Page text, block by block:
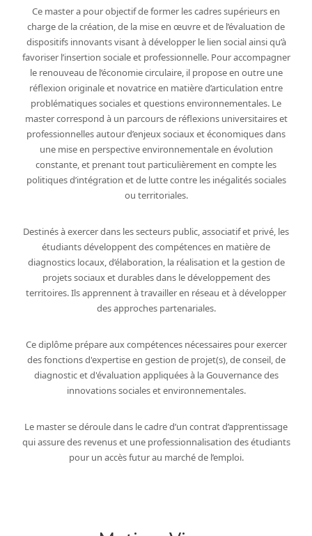
Ce master a pour objectif de former les cadres supérieurs en
charge de la création, de la mise en œuvre et de l’évaluation de
dispositifs innovants visant à développer le lien social ainsi qu’à
favoriser l’insertion sociale et professionnelle. Pour accompagner
le renouveau de l’économie circulaire, il propose en outre une
réflexion originale et novatrice en matière d’articulation entre
problématiques sociales et questions environnementales. Le
master correspond à un parcours de réflexions universitaires et
professionnelles autour d’enjeux sociaux et économiques dans
une mise en perspective environnementale en évolution
constante, et prenant tout particulièrement en compte les
politiques d’intégration et de lutte contre les inégalités sociales
ou territoriales.
Destinés à exercer dans les secteurs public, associatif et privé, les
étudiants développent des compétences en matière de
diagnostics locaux, d’élaboration, la réalisation et la gestion de
projets sociaux et durables dans le développement des
territoires. Ils apprennent à travailler en réseau et à développer
des approches partenariales.
Ce diplôme prépare aux compétences nécessaires pour exercer
des fonctions d'expertise en gestion de projet(s), de conseil, de
diagnostic et d'évaluation appliquées à la Gouvernance des
innovations sociales et environnementales.
Le master se déroule dans le cadre d’un contrat d’apprentissage
qui assure des revenus et une professionnalisation des étudiants
pour un accès futur au marché de l’emploi.